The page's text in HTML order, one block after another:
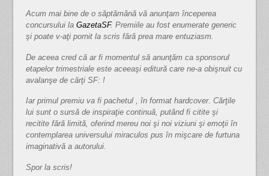
Acum mai bine de o săptămână vă anunţam începerea
concursului la GazetaSF. Premiile au fost enumerate generic
şi poate v-aţi pornit la scris fără prea mare entuziasm.
De aceea cred că ar fi momentul să anunţăm ca sponsorul
etapelor trimestriale este aceeaşi editură care ne-a obişnuit cu
avalanşe de cărţi SF: !
Iar primul premiu va fi pachetul , în format hardcover. Cărţile
lui sunt o sursă de inspiraţie continuă, putând fi citite şi
recitite fără limită, oferind mereu noi şi noi viziuni şi emoţii în
contemplarea universului miraculos pus în mişcare de furtuna
imaginativă a autorului.
Spor la scris!